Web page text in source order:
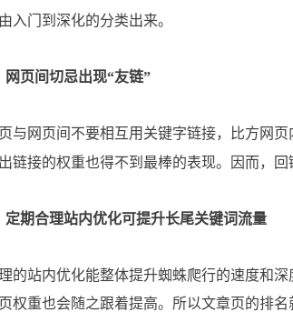
入门到深化的分类出来。
网页间切忌出现“友链”
网页间不要相互用关键字链接，比方网页
链接的权重也得不到最棒的表现。因而，
定期合理站内优化可提升长尾关键词流量
站内优化能整体提升蜘蛛爬行的速度和深
权重也会随之跟着提高。所以文章页的排